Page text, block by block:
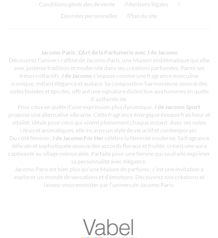
Conditions générales de vente
Mentions légales
Données personnelles
Plan du site
Jacomo Paris : L’Art de la Parfumerie avec J de Jacomo
Découvrez l’univers raffiné de Jacomo Paris, une Maison emblématique qui allie
avec justesse tradition et modernité dans ses créations parfumées. Parmi ses
trésors olfactifs, J de Jacomo s’impose comme une fragrance masculine
iconique, mêlant élégance et audace. Sa composition harmonieuse associe des
notes boisées et épicées, offrant une signature distinctive aux hommes en quête
d’authenticité.
Pour ceux en quête d’une expression plus dynamique, J de Jacomo Sport
propose une alternative vibrante. Cette fragrance énergique évoque fraîcheur et
vitalité, idéale pour ceux qui vivent pleinement chaque instant. Avec ses notes
citrus et aromatiques, elle incarne un style de vie actif et contemporain.
Du côté féminin, J de Jacomo For Her célèbre la féminité moderne. Sa fragrance
délicate et sophistiquée associe des accords floraux et fruités, créant une aura
captivante au sillage mémorable. Parfaite pour une femme qui souhaite exprimer
sa personnalité avec élégance.
Jacomo Paris est bien plus qu’une Maison de parfums ; c’est une invitation à
explorer un monde de sensations et d’émotions. Découvrez nos créations et
laissez-vous envoûter par l’univers de Jacomo Paris.